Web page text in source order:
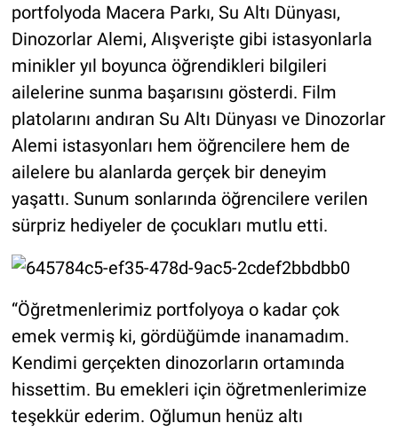
portfolyoda Macera Parkı, Su Altı Dünyası,
Dinozorlar Alemi, Alışverişte gibi istasyonlarla
minikler yıl boyunca öğrendikleri bilgileri
ailelerine sunma başarısını gösterdi. Film
platolarını andıran Su Altı Dünyası ve Dinozorlar
Alemi istasyonları hem öğrencilere hem de
ailelere bu alanlarda gerçek bir deneyim
yaşattı. Sunum sonlarında öğrencilere verilen
sürpriz hediyeler de çocukları mutlu etti.
“Öğretmenlerimiz portfolyoya o kadar çok
emek vermiş ki, gördüğümde inanamadım.
Kendimi gerçekten dinozorların ortamında
hissettim. Bu emekleri için öğretmenlerimize
teşekkür ederim. Oğlumun henüz altı